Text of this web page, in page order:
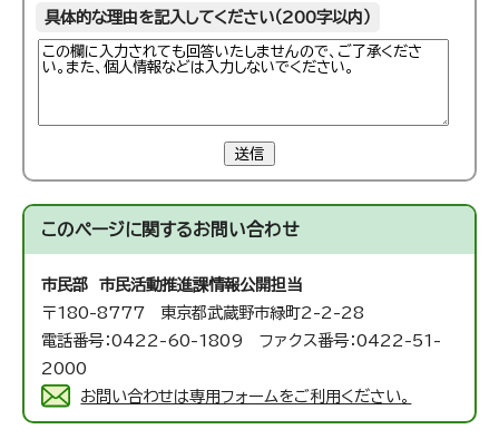
具体的な理由を記入してください（200字以内）
送信
このページに関するお問い合わせ
市民部 市民活動推進課情報公開担当
〒180-8777 東京都武蔵野市緑町2-2-28
電話番号：0422-60-1809 ファクス番号：0422-51-
2000
お問い合わせは専用フォームをご利用ください。